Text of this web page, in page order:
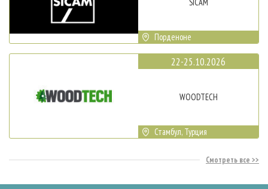
SICAM
Порденоне
22-25.10.2026
WOODTECH
Стамбул, Турция
Смотреть все